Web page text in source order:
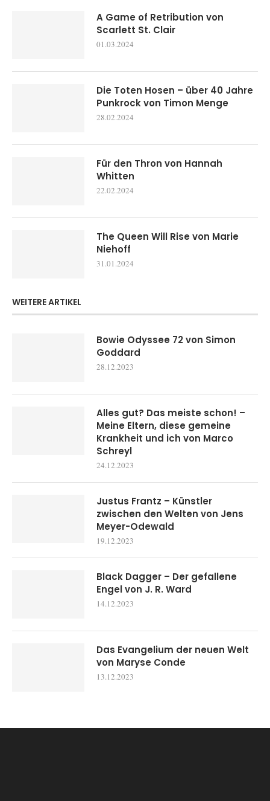
A Game of Retribution von
Scarlett St. Clair
01.03.2024
Die Toten Hosen – über 40 Jahre
Punkrock von Timon Menge
28.02.2024
Für den Thron von Hannah
Whitten
22.02.2024
The Queen Will Rise von Marie
Niehoff
31.01.2024
WEITERE ARTIKEL
Bowie Odyssee 72 von Simon
Goddard
28.12.2023
Alles gut? Das meiste schon! –
Meine Eltern, diese gemeine
Krankheit und ich von Marco
Schreyl
24.12.2023
Justus Frantz – Künstler
zwischen den Welten von Jens
Meyer-Odewald
19.12.2023
Black Dagger – Der gefallene
Engel von J. R. Ward
14.12.2023
Das Evangelium der neuen Welt
von Maryse Conde
13.12.2023